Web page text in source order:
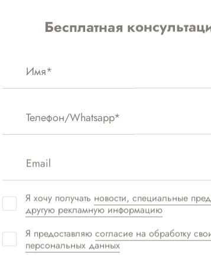
Ранее
активно
в составе,
контурной
Вдобавок
значит,
и Neauvia
объема губ,
Группа
восполнения
В основе
Бесплатная
Я хочу получать новости, специальные
другую рекламную информацию
Я предоставляю согласие на обработку
персональных данных